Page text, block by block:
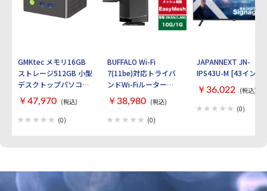
GMKtec メモリ16GB
ストレージ512GB 小型
デスクトップパソコン
GMKtec NucBox G3S
GMK-G3S-16/512-
W11PRO(N95)
￥47,970 (税込)
(0)
BUFFALO Wi-Fi
7(11be)対応トライバ
ンドWi-Fiルーター
AirStation
WXR9300BE6P [ブラ
ック]
￥38,980 (税込)
(0)
JAPANNEXT JN-
IPS43U-M [43インチ]
￥36,022 (税込)
(0)